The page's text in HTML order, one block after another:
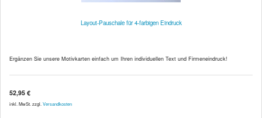
Layout-Pauschale für 4-farbigen Eindruck
Ergänzen Sie unsere Motivkarten einfach um Ihren individuellen Text und Firmeneindruck!
52,95 €
inkl. MwSt. zzgl. Versandkosten